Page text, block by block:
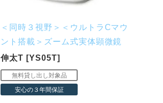
＜同時３視野＞＜ウルトラCマウ
ント搭載＞ズーム式実体顕微鏡
伸太T [YS05T]